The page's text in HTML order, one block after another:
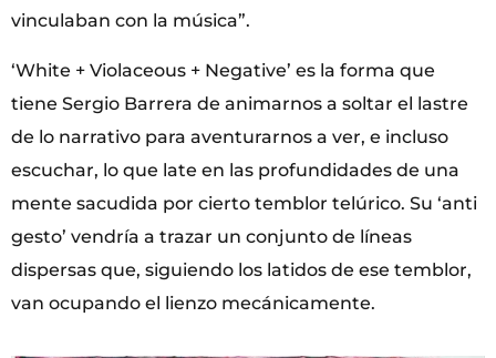
vinculaban con la música”.
‘White + Violaceous + Negative’ es la forma que
tiene Sergio Barrera de animarnos a soltar el lastre
de lo narrativo para aventurarnos a ver, e incluso
escuchar, lo que late en las profundidades de una
mente sacudida por cierto temblor telúrico. Su ‘anti
gesto’ vendría a trazar un conjunto de líneas
dispersas que, siguiendo los latidos de ese temblor,
van ocupando el lienzo mecánicamente.